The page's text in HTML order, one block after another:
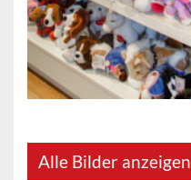
Alle Bilder anzeigen